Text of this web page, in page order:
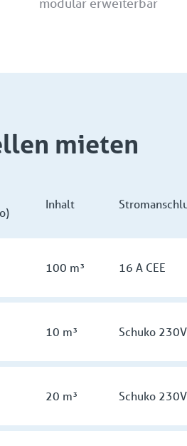
mieten
Inhalt
100 m³ 16 A CEE
10 m³ Schuko 230V
20 m³ Schuko 230V